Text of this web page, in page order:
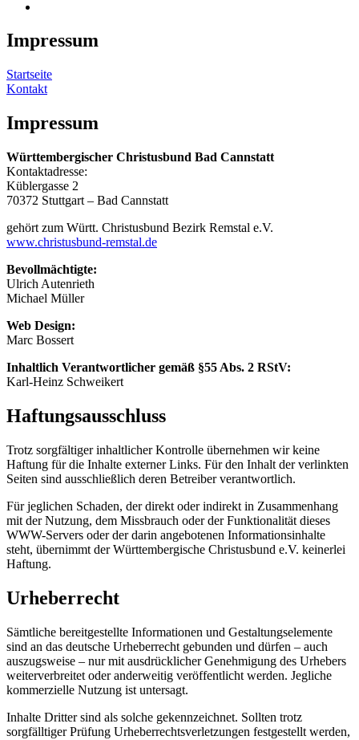
Impressum
Startseite
Kontakt
Impressum
Württembergischer Christusbund Bad Cannstatt
Kontaktadresse:
Küblergasse 2
70372 Stuttgart – Bad Cannstatt
gehört zum Württ. Christusbund Bezirk Remstal e.V.
www.christusbund-remstal.de
Bevollmächtigte:
Ulrich Autenrieth
Michael Müller
Web Design:
Marc Bossert
Inhaltlich Verantwortlicher gemäß §55 Abs. 2 RStV:
Karl-Heinz Schweikert
Haftungsausschluss
Trotz sorgfältiger inhaltlicher Kontrolle übernehmen wir keine
Haftung für die Inhalte externer Links. Für den Inhalt der verlinkten
Seiten sind ausschließlich deren Betreiber verantwortlich.
Für jeglichen Schaden, der direkt oder indirekt in Zusammenhang
mit der Nutzung, dem Missbrauch oder der Funktionalität dieses
WWW-Servers oder der darin angebotenen Informationsinhalte
steht, übernimmt der Württembergische Christusbund e.V. keinerlei
Haftung.
Urheberrecht
Sämtliche bereitgestellte Informationen und Gestaltungselemente
sind an das deutsche Urheberrecht gebunden und dürfen – auch
auszugsweise – nur mit ausdrücklicher Genehmigung des Urhebers
weiterverbreitet oder anderweitig veröffentlicht werden. Jegliche
kommerzielle Nutzung ist untersagt.
Inhalte Dritter sind als solche gekennzeichnet. Sollten trotz
sorgfälltiger Prüfung Urheberrechtsverletzungen festgestellt werden,